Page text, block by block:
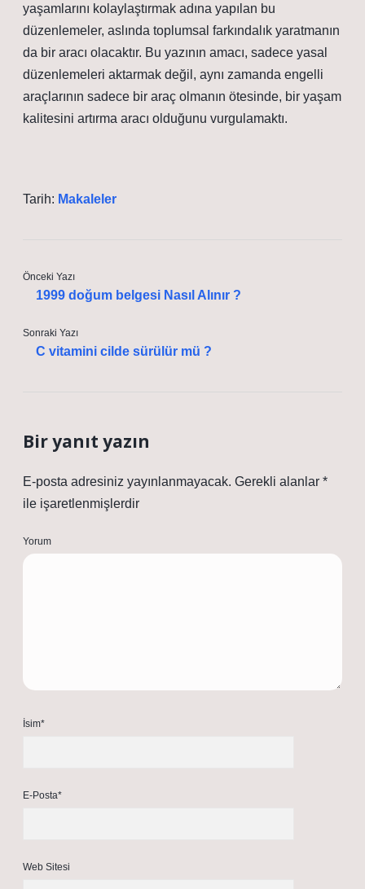
yaşamlarını kolaylaştırmak adına yapılan bu
düzenlemeler, aslında toplumsal farkındalık yaratmanın
da bir aracı olacaktır. Bu yazının amacı, sadece yasal
düzenlemeleri aktarmak değil, aynı zamanda engelli
araçlarının sadece bir araç olmanın ötesinde, bir yaşam
kalitesini artırma aracı olduğunu vurgulamaktı.
Tarih: Makaleler
Önceki Yazı
1999 doğum belgesi Nasıl Alınır ?
Sonraki Yazı
C vitamini cilde sürülür mü ?
Bir yanıt yazın
E-posta adresiniz yayınlanmayacak. Gerekli alanlar *
ile işaretlenmişlerdir
Yorum
İsim*
E-Posta*
Web Sitesi